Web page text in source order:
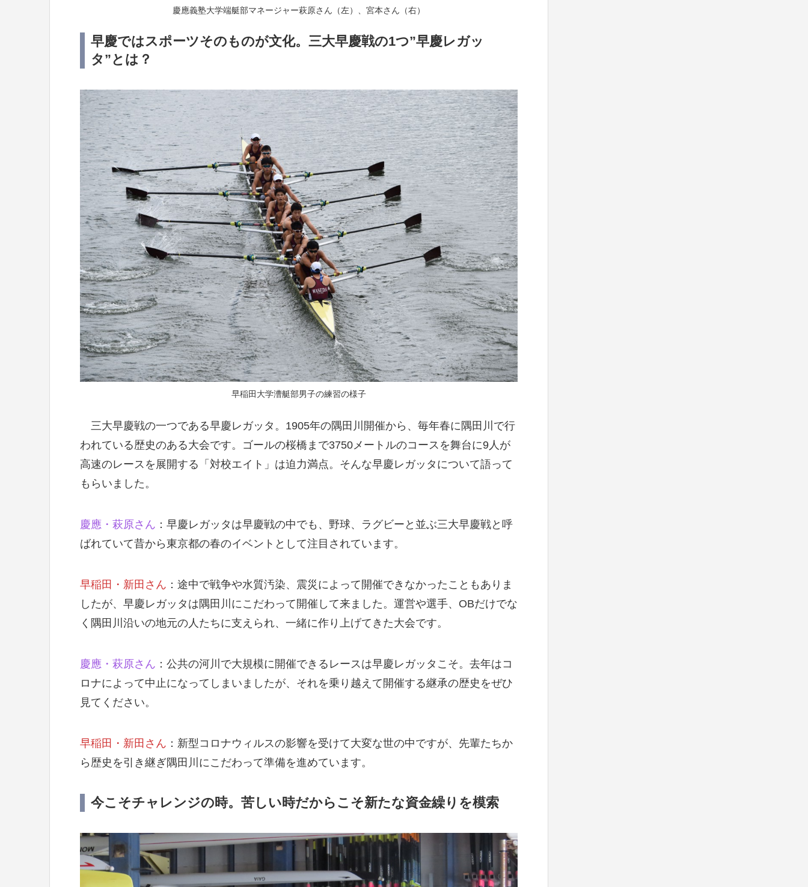
慶應義塾大学端艇部マネージャー萩原さん（左）、宮本さん（右）
早慶ではスポーツそのものが文化。三大早慶戦の1つ”早慶レガッ
タ”とは？
早稲田大学漕艇部男子の練習の様子
三大早慶戦の一つである早慶レガッタ。1905年の隅田川開催から、毎年春に隅田川で行
われている歴史のある大会です。ゴールの桜橋まで3750メートルのコースを舞台に9人が
高速のレースを展開する「対校エイト」は迫力満点。そんな早慶レガッタについて語って
もらいました。
慶應・萩原さん ：早慶レガッタは早慶戦の中でも、野球、ラグビーと並ぶ三大早慶戦と呼
ばれていて昔から東京都の春のイベントとして注目されています。
早稲田・新田さん ：途中で戦争や水質汚染、震災によって開催できなかったこともありま
したが、早慶レガッタは隅田川にこだわって開催して来ました。運営や選手、OBだけでな
く隅田川沿いの地元の人たちに支えられ、一緒に作り上げてきた大会です。
慶應・萩原さん ：公共の河川で大規模に開催できるレースは早慶レガッタこそ。去年はコ
ロナによって中止になってしまいましたが、それを乗り越えて開催する継承の歴史をぜひ
見てください。
早稲田・新田さん ：新型コロナウィルスの影響を受けて大変な世の中ですが、先輩たちか
ら歴史を引き継ぎ隅田川にこだわって準備を進めています。
今こそチャレンジの時。苦しい時だからこそ新たな資金繰りを模索